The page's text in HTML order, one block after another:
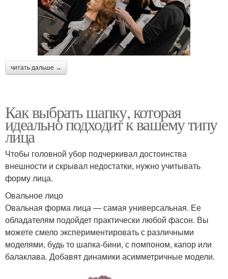
читать дальше →
Как выбрать шапку, которая
идеально подходит к вашему типу
лица
Чтобы головной убор подчеркивал достоинства
внешности и скрывал недостатки, нужно учитывать
форму лица.
Овальное лицо
Овальная форма лица — самая универсальная. Ее
обладателям подойдет практически любой фасон. Вы
можете смело экспериментировать с различными
моделями, будь то шапка-бини, с помпоном, капор или
балаклава. Добавят динамики асимметричные модели.